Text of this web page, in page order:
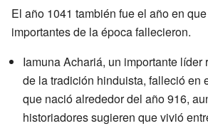
El año 1041 también fue el año en
importantes de la época fallecieron.
Iamuna Achariá, un importante líder
de la tradición hinduista, falleció en
que nació alrededor del año 916,
historiadores sugieren que vivió